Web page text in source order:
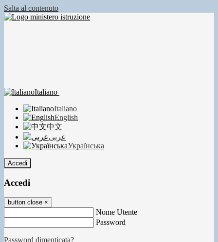
Salta al contenuto
Italiano
Italiano
English
中文
عربى
Українська
Accedi
Accedi
button close ×
Nome Utente
Password
Password dimenticata?